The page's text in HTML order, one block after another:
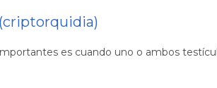
es cuando uno o ambos